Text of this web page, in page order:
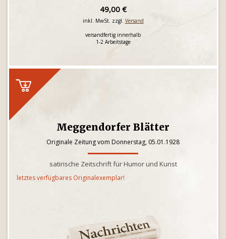
49,00 €
inkl. MwSt. zzgl. Versand
versandfertig innerhalb
1-2 Arbeitstage
Meggendorfer Blätter
Originale Zeitung vom Donnerstag, 05.01.1928
satirische Zeitschrift für Humor und Kunst
letztes verfügbares Originalexemplar!